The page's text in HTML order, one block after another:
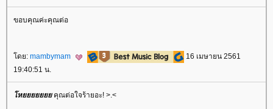
ขอบคุณค่ะคุณต่อ
ดย: mambymam
16 เมษายน 2561
19:40:51 น.
หคุณต่อใจร้ายอะ! >.<